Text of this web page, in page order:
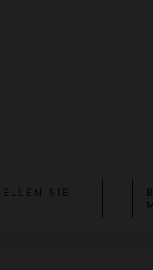
SIE